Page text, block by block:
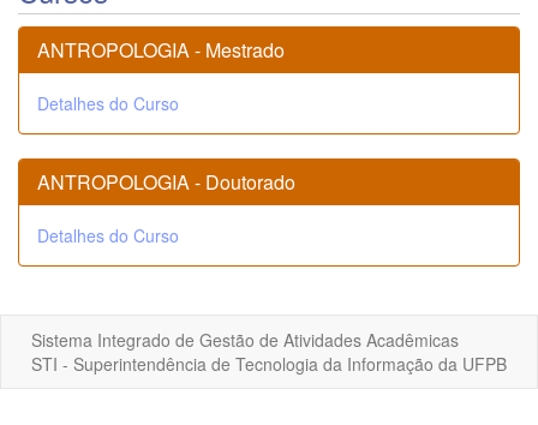
ANTROPOLOGIA - Mestrado
Detalhes do Curso
ANTROPOLOGIA - Doutorado
Detalhes do Curso
Sistema Integrado de Gestão de Atividades Acadêmicas
STI - Superintendência de Tecnologia da Informação da UFPB